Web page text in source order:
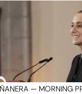
— MORNING